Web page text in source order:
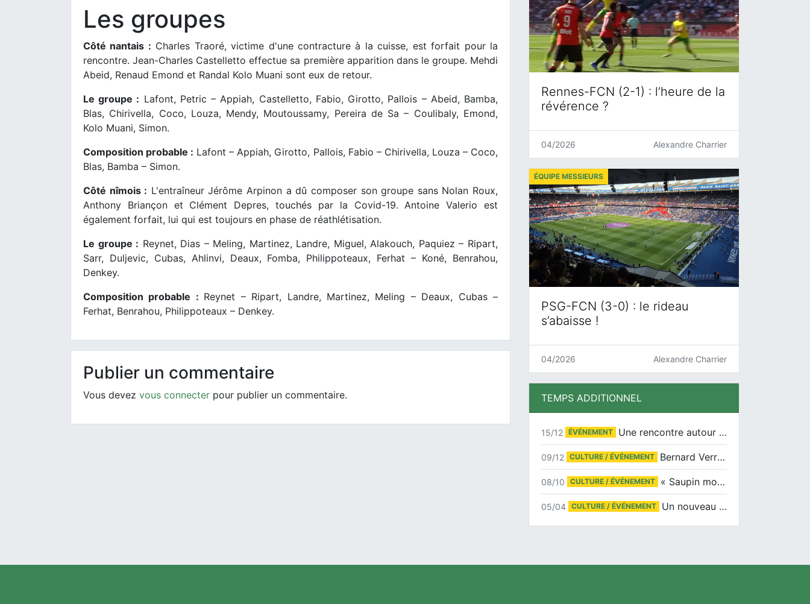
Les groupes
Côté nantais : Charles Traoré, victime d'une contracture à la cuisse, est forfait pour la
rencontre. Jean-Charles Castelletto effectue sa première apparition dans le groupe. Mehdi
Abeid, Renaud Emond et Randal Kolo Muani sont eux de retour.
Le groupe : Lafont, Petric – Appiah, Castelletto, Fabio, Girotto, Pallois – Abeid, Bamba,
Blas, Chirivella, Coco, Louza, Mendy, Moutoussamy, Pereira de Sa – Coulibaly, Emond,
Kolo Muani, Simon.
Composition probable : Lafont – Appiah, Girotto, Pallois, Fabio – Chirivella, Louza – Coco,
Blas, Bamba – Simon.
Côté nîmois : L'entraîneur Jérôme Arpinon a dû composer son groupe sans Nolan Roux,
Anthony Briançon et Clément Depres, touchés par la Covid-19. Antoine Valerio est
également forfait, lui qui est toujours en phase de réathlétisation.
Le groupe : Reynet, Dias – Meling, Martinez, Landre, Miguel, Alakouch, Paquiez – Ripart,
Sarr, Duljevic, Cubas, Ahlinvi, Deaux, Fomba, Philippoteaux, Ferhat – Koné, Benrahou,
Denkey.
Composition probable : Reynet – Ripart, Landre, Martinez, Meling – Deaux, Cubas –
Ferhat, Benrahou, Philippoteaux – Denkey.
Publier un commentaire
Vous devez vous connecter pour publier un commentaire.
Rennes-FCN (2-1) : l’heure de la
révérence ?
04/2026 Alexandre Charrier
PSG-FCN (3-0) : le rideau
s’abaisse !
ÉQUIPE MESSIEURS
04/2026 Alexandre Charrier
TEMPS ADDITIONNEL
15/12 ÉVÉNEMENT Une rencontre autour de Jean-Claude Suaudeau
09/12 CULTURE / ÉVÉNEMENT Bernard Verret en dédicaces le samedi 13 décembre à l’Espace Culturel Atlantis
08/10 CULTURE / ÉVÉNEMENT « Saupin mon amour » au salon du livre de Trentemoult
05/04 CULTURE / ÉVÉNEMENT Un nouveau tirage pour le Docu-BD